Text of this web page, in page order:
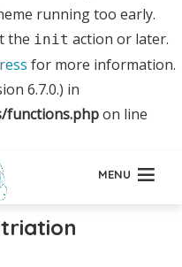
running too early.
the init action or later.
for more information.
6.7.0.) in
functions.phpon line
MENU